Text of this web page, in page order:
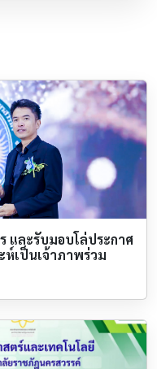
และรับมอบโล่ประกาศ
ห์เป็นเจ้าภาพร่วม